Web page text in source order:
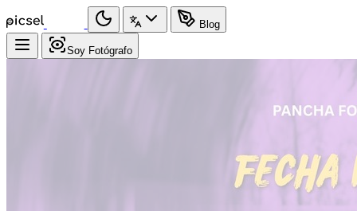
Blog
Soy Fotógrafo